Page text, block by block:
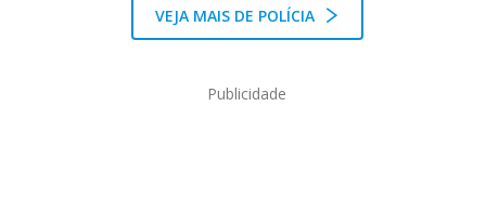
VEJA MAIS DE POLÍCIA
Publicidade